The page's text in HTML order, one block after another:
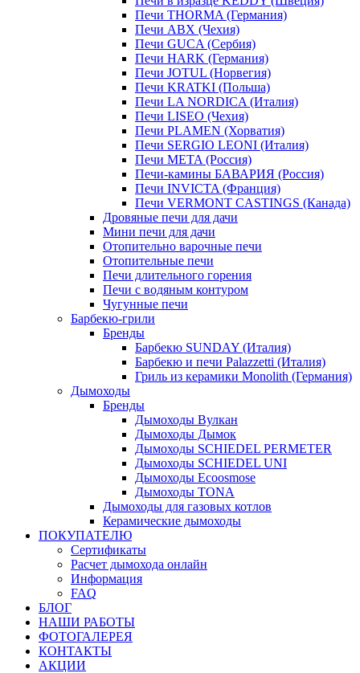
Печи THORMA (Германия)
Печи ABX (Чехия)
Печи GUCA (Сербия)
Печи HARK (Германия)
Печи JOTUL (Норвегия)
Печи KRATKI (Польша)
Печи LA NORDICA (Италия)
Печи LISEO (Чехия)
Печи PLAMEN (Хорватия)
Печи SERGIO LEONI (Италия)
Печи META (Россия)
Печи-камины БАВАРИЯ (Россия)
Печи INVICTA (Франция)
Печи VERMONT CASTINGS (Канада)
Дровяные печи для дачи
Мини печи для дачи
Отопительно варочные печи
Отопительные печи
Печи длительного горения
Печи с водяным контуром
Чугунные печи
Барбекю-грили
Бренды
Барбекю SUNDAY (Италия)
Барбекю и печи Palazzetti (Италия)
Гриль из керамики Monolith (Германия)
Дымоходы
Бренды
Дымоходы Вулкан
Дымоходы Дымок
Дымоходы SCHIEDEL PERMETER
Дымоходы SCHIEDEL UNI
Дымоходы Ecoosmose
Дымоходы TONA
Дымоходы для газовых котлов
Керамические дымоходы
ПОКУПАТЕЛЮ
Сертификаты
Расчет дымохода онлайн
Информация
FAQ
БЛОГ
НАШИ РАБОТЫ
ФОТОГАЛЕРЕЯ
КОНТАКТЫ
АКЦИИ